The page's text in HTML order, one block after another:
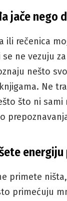
jače nego
ili rečenica
ne vezuju
nešto
Ne
što ni
primete
primećuju